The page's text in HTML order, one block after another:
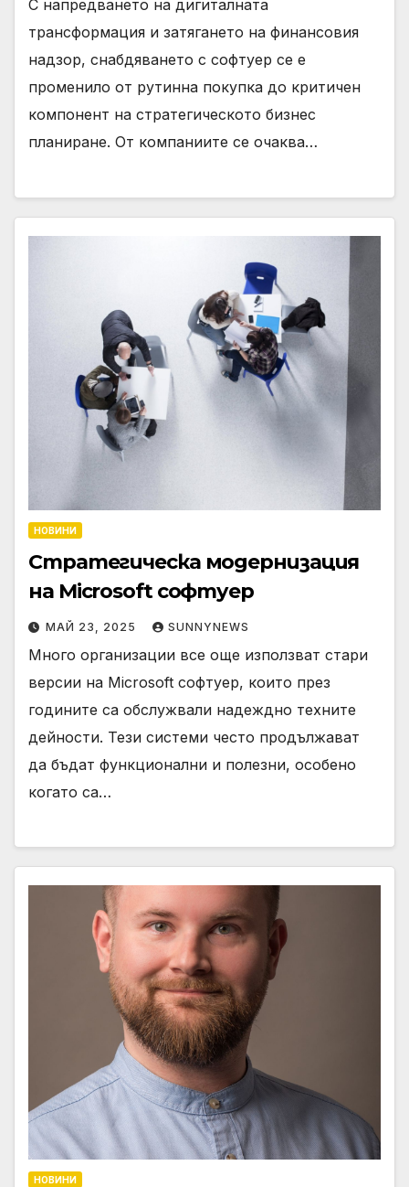
С напредването на дигиталната
трансформация и затягането на финансовия
надзор, снабдяването с софтуер се е
променило от рутинна покупка до критичен
компонент на стратегическото бизнес
планиране. От компаниите се очаква…
НОВИНИ
Стратегическа модернизация
на Microsoft софтуер
МАЙ 23, 2025 SUNNYNEWS
Много организации все още използват стари
версии на Microsoft софтуер, които през
годините са обслужвали надеждно техните
дейности. Тези системи често продължават
да бъдат функционални и полезни, особено
когато са…
НОВИНИ